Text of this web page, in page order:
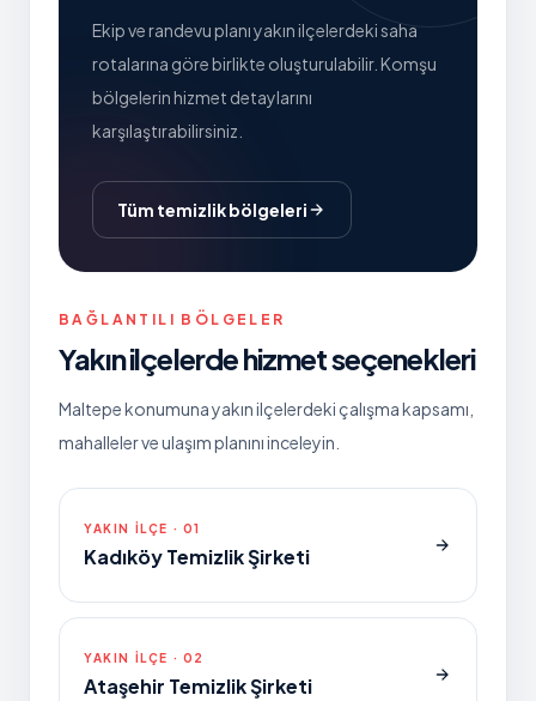
Ekip ve randevu planı yakın ilçelerdeki saha
rotalarına göre birlikte oluşturulabilir. Komşu
bölgelerin hizmet detaylarını
karşılaştırabilirsiniz.
Tüm temizlik bölgeleri
BAĞLANTILI BÖLGELER
Yakın ilçelerde hizmet seçenekleri
Maltepekonumuna yakın ilçelerdeki çalışma kapsamı,
mahalleler ve ulaşım planını inceleyin.
YAKIN ILÇE · 01
Kadıköy Temizlik Şirketi
YAKIN ILÇE · 02
Ataşehir Temizlik Şirketi